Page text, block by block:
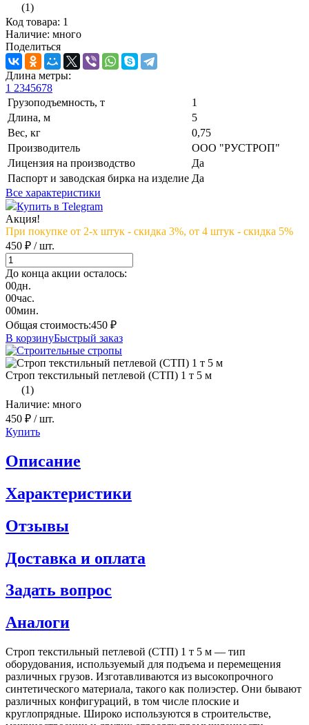
(1)
Код товара: 1
Наличие: много
Поделиться
Длина метры:
1 2345678
Грузоподъемность, т
1
Длина, м
5
Вес, кг
0,75
Производитель
ООО "РУСТРОП"
Лицензия на производство
Да
Паспорт и заводская бирка на изделие Да
Все характеристики
Купить в Telegram
Акция!
При покупке от 2-х штук - скидка 3%, от 4 штук - скидка 5%
450 ₽ / шт.
До конца акции осталось:
00дн.
00час.
00мин.
Общая стоимость:450 ₽
В корзинуБыстрый заказ
Строп текстильный петлевой (СТП) 1 т 5 м
(1)
Наличие: много
450 ₽ / шт.
Купить
Описание
Характеристики
Отзывы
Доставка и оплата
Задать вопрос
Аналоги
Строп текстильный петлевой (СТП) 1 т 5 м — тип
оборудования, используемый для подъема и перемещения
различных грузов. Изготавливаются из высокопрочного
синтетического материала, такого как полиэстер. Они бывают
различных конфигураций, в том числе плоские и
круглопрядные. Широко используются в строительстве,